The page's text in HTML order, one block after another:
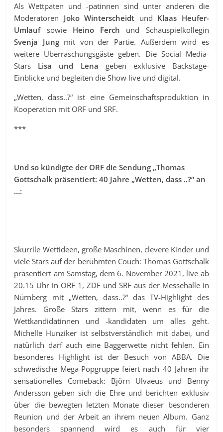
Als Wettpaten und -patinnen sind unter anderen die
Moderatoren Joko Winterscheidt und Klaas Heufer-
Umlaufsowie Heino Ferch und Schauspielkollegin
Svenja Jungmit von der Partie. Außerdem wird es
weitere Überraschungsgäste geben. Die Social Media-
Stars Lisa und Lena geben exklusive Backstage-
Einblicke und begleiten die Show live und digital.
„Wetten, dass..?“ ist eine Gemeinschaftsproduktion in
Kooperation mit ORF und SRF.
***
Und so kündigte der ORF die Sendung „Thomas
Gottschalk präsentiert: 40 Jahre „Wetten, dass ..?“ an
…:
Skurrile Wettideen, große Maschinen, clevere Kinder und
viele Stars auf der berühmten Couch: Thomas Gottschalk
präsentiert am Samstag, dem 6. November 2021, live ab
20.15 Uhr in ORF 1, ZDF und SRF aus der Messehalle in
Nürnberg mit „Wetten, dass..?“ das TV-Highlight des
Jahres. Große Stars zittern mit, wenn es für die
Wettkandidatinnen und -kandidaten um alles geht.
Michelle Hunziker ist selbstverständlich mit dabei, und
natürlich darf auch eine Baggerwette nicht fehlen. Ein
besonderes Highlight ist der Besuch von ABBA. Die
schwedische Mega-Popgruppe feiert nach 40 Jahren ihr
sensationelles Comeback: Björn Ulvaeus und Benny
Andersson geben sich die Ehre und berichten exklusiv
über die bewegten letzten Monate dieser besonderen
Reunion und der Arbeit an ihrem neuen Album. Ganz
besonders spannend wird es auch für vier